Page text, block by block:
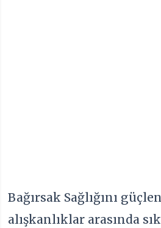
Bağırsak Sağlığını
alışkanlıklar arasında